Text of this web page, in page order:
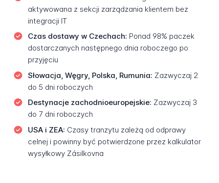
aktywowana z sekcji zarządzania klientem bez
integracji IT
Czas dostawy w Czechach: Ponad 98% paczek
dostarczanych następnego dnia roboczego po
przyjęciu
Słowacja, Węgry, Polska, Rumunia: Zazwyczaj 2
do 5 dni roboczych
Destynacje zachodnioeuropejskie: Zazwyczaj 3
do 7 dni roboczych
USA i ZEA: Czasy tranzytu zależą od odprawy
celnej i powinny być potwierdzone przez kalkulator
wysyłkowy Zásilkovna